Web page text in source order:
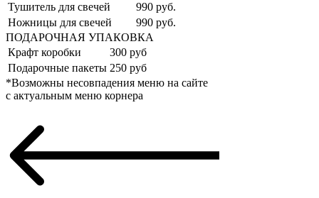
Тушитель для свечей
990 руб.
Ножницы для свечей
990 руб.
ПОДАРОЧНАЯ УПАКОВКА
Крафт коробки
300 руб
Подарочные пакеты 250 руб
*Возможны несовпадения меню на сайте
с актуальным меню корнера